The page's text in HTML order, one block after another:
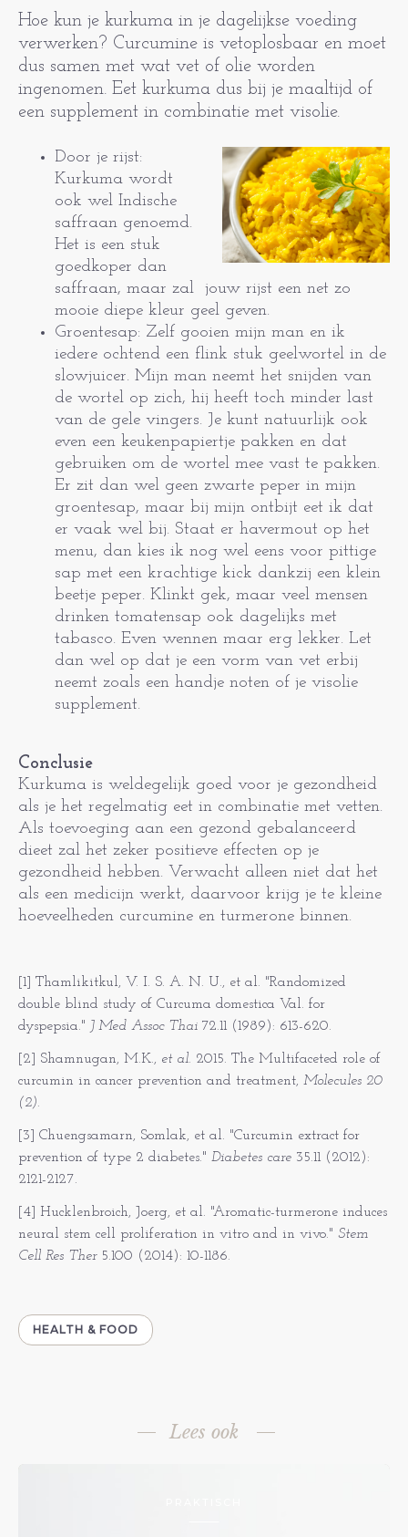
Hoe kun je kurkuma in je dagelijkse voeding
verwerken? Curcumine is vetoplosbaar en moet
dus samen met wat vet of olie worden
ingenomen. Eet kurkuma dus bij je maaltijd of
een supplement in combinatie met visolie.
Door je rijst:
Kurkuma wordt
ook wel Indische
saffraan genoemd.
Het is een stuk
goedkoper dan
saffraan, maar zal jouw rijst een net zo
mooie diepe kleur geel geven.
Groentesap: Zelf gooien mijn man en ik
iedere ochtend een flink stuk geelwortel in de
slowjuicer. Mijn man neemt het snijden van
de wortel op zich, hij heeft toch minder last
van de gele vingers. Je kunt natuurlijk ook
even een keukenpapiertje pakken en dat
gebruiken om de wortel mee vast te pakken.
Er zit dan wel geen zwarte peper in mijn
groentesap, maar bij mijn ontbijt eet ik dat
er vaak wel bij. Staat er havermout op het
menu, dan kies ik nog wel eens voor pittige
sap met een krachtige kick dankzij een klein
beetje peper. Klinkt gek, maar veel mensen
drinken tomatensap ook dagelijks met
tabasco. Even wennen maar erg lekker. Let
dan wel op dat je een vorm van vet erbij
neemt zoals een handje noten of je visolie
supplement.
Conclusie
Kurkuma is weldegelijk goed voor je gezondheid
als je het regelmatig eet in combinatie met vetten.
Als toevoeging aan een gezond gebalanceerd
dieet zal het zeker positieve effecten op je
gezondheid hebben. Verwacht alleen niet dat het
als een medicijn werkt, daarvoor krijg je te kleine
hoeveelheden curcumine en turmerone binnen.
[1] Thamlikitkul, V. I. S. A. N. U., et al. "Randomized
double blind study of Curcuma domestica Val. for
dyspepsia." J Med Assoc Thai 72.11 (1989): 613-620.
[2] Shamnugan, M.K., et al. 2015. The Multifaceted role of
curcumin in cancer prevention and treatment, Molecules 20
(2).
[3] Chuengsamarn, Somlak, et al. "Curcumin extract for
prevention of type 2 diabetes." Diabetes care 35.11 (2012):
2121-2127.
[4] Hucklenbroich, Joerg, et al. "Aromatic-turmerone induces
neural stem cell proliferation in vitro and in vivo." Stem
Cell Res Ther5.100 (2014): 10-1186.
HEALTH & FOOD
Lees ook